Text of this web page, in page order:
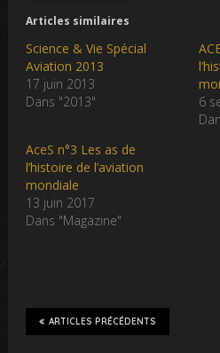
Articles similaires
Science & Vie Spécial
Aviation 2013
17 juin 2013
Dans "2013"
6
AceS n°3 Les as de
l’histoire de l’aviation
mondiale
13 juin 2017
Dans "Magazine"
ARTICLES PRÉCÉDENTS